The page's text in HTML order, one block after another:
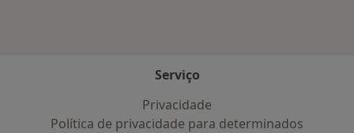
Serviço
Privacidade
Política de privacidade para determinados